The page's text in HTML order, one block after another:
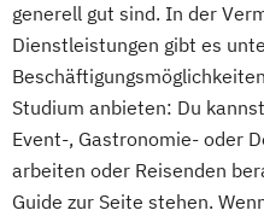
generell gut sind. In der
Dienstleistungen gibt es
Studium anbieten: Du
Event-, Gastronomie- oder
arbeiten oder Reisenden
Guide zur Seite stehen.